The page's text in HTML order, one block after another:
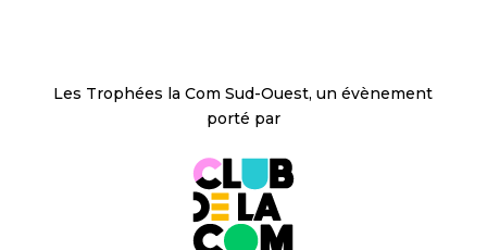
Les Trophées la Com Sud-Ouest, un évènement
porté par